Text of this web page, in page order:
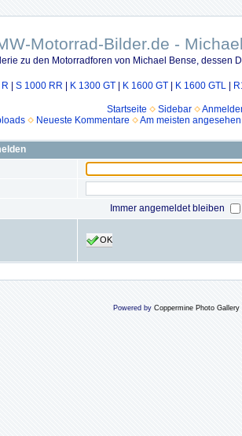
Motorrad-Bilder.de -
zu den Motorradforen von Michael Bense, dessen
S 1000 RR K 1300 GT K 1600 GT K 1600 GTL
Startseite Sidebar
Neueste Kommentare Am meisten angesehen
Immer angemeldet bleiben
OK
Powered by Coppermine Photo Gallery